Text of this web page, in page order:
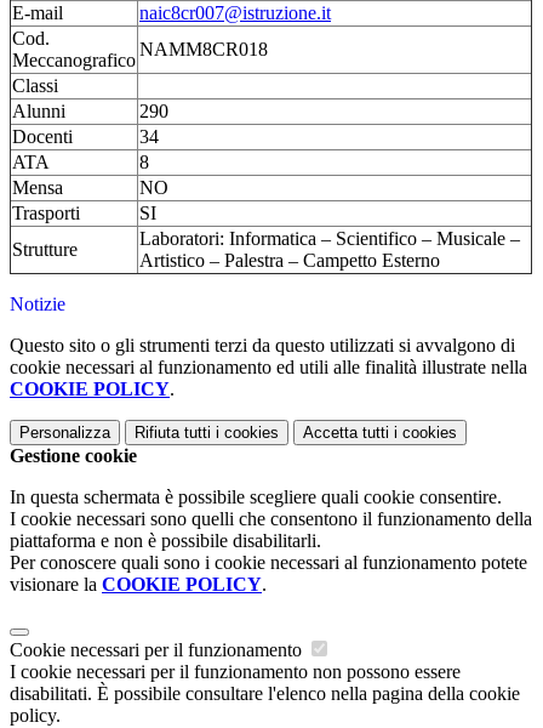
E-mail
naic8cr007@istruzione.it
Cod.
Meccanografico
NAMM8CR018
Classi
Alunni
290
Docenti
34
ATA
8
Mensa
NO
Trasporti
SI
Strutture
Laboratori: Informatica – Scientifico – Musicale –
Artistico – Palestra – Campetto Esterno
Notizie
Questo sito o gli strumenti terzi da questo utilizzati si avvalgono di
cookie necessari al funzionamento ed utili alle finalità illustrate nella
COOKIE POLICY.
Personalizza Rifiuta tutti i cookies Accetta tutti i cookies
Gestione cookie
In questa schermata è possibile scegliere quali cookie consentire.
I cookie necessari sono quelli che consentono il funzionamento della
piattaforma e non è possibile disabilitarli.
Per conoscere quali sono i cookie necessari al funzionamento potete
visionare la COOKIE POLICY.
Cookie necessari per il funzionamento
I cookie necessari per il funzionamento non possono essere
disabilitati. È possibile consultare l'elenco nella pagina della cookie
policy.